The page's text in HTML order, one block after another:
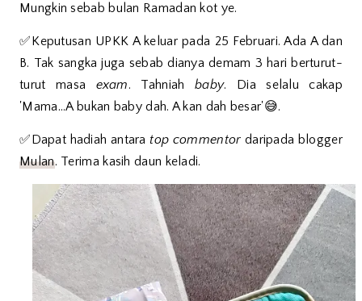
Mungkin sebab bulan Ramadan kot ye.
✅Keputusan UPKK A keluar pada 25 Februari. Ada A dan
B. Tak sangka juga sebab dianya demam 3 hari berturut-
turut masa exam. Tahniahbaby. Dia selalu cakap
'Mama...A bukan baby dah. A kan dah besar'😅.
✅Dapat hadiah antara top commentor daripada blogger
Mulan. Terima kasih daun keladi.